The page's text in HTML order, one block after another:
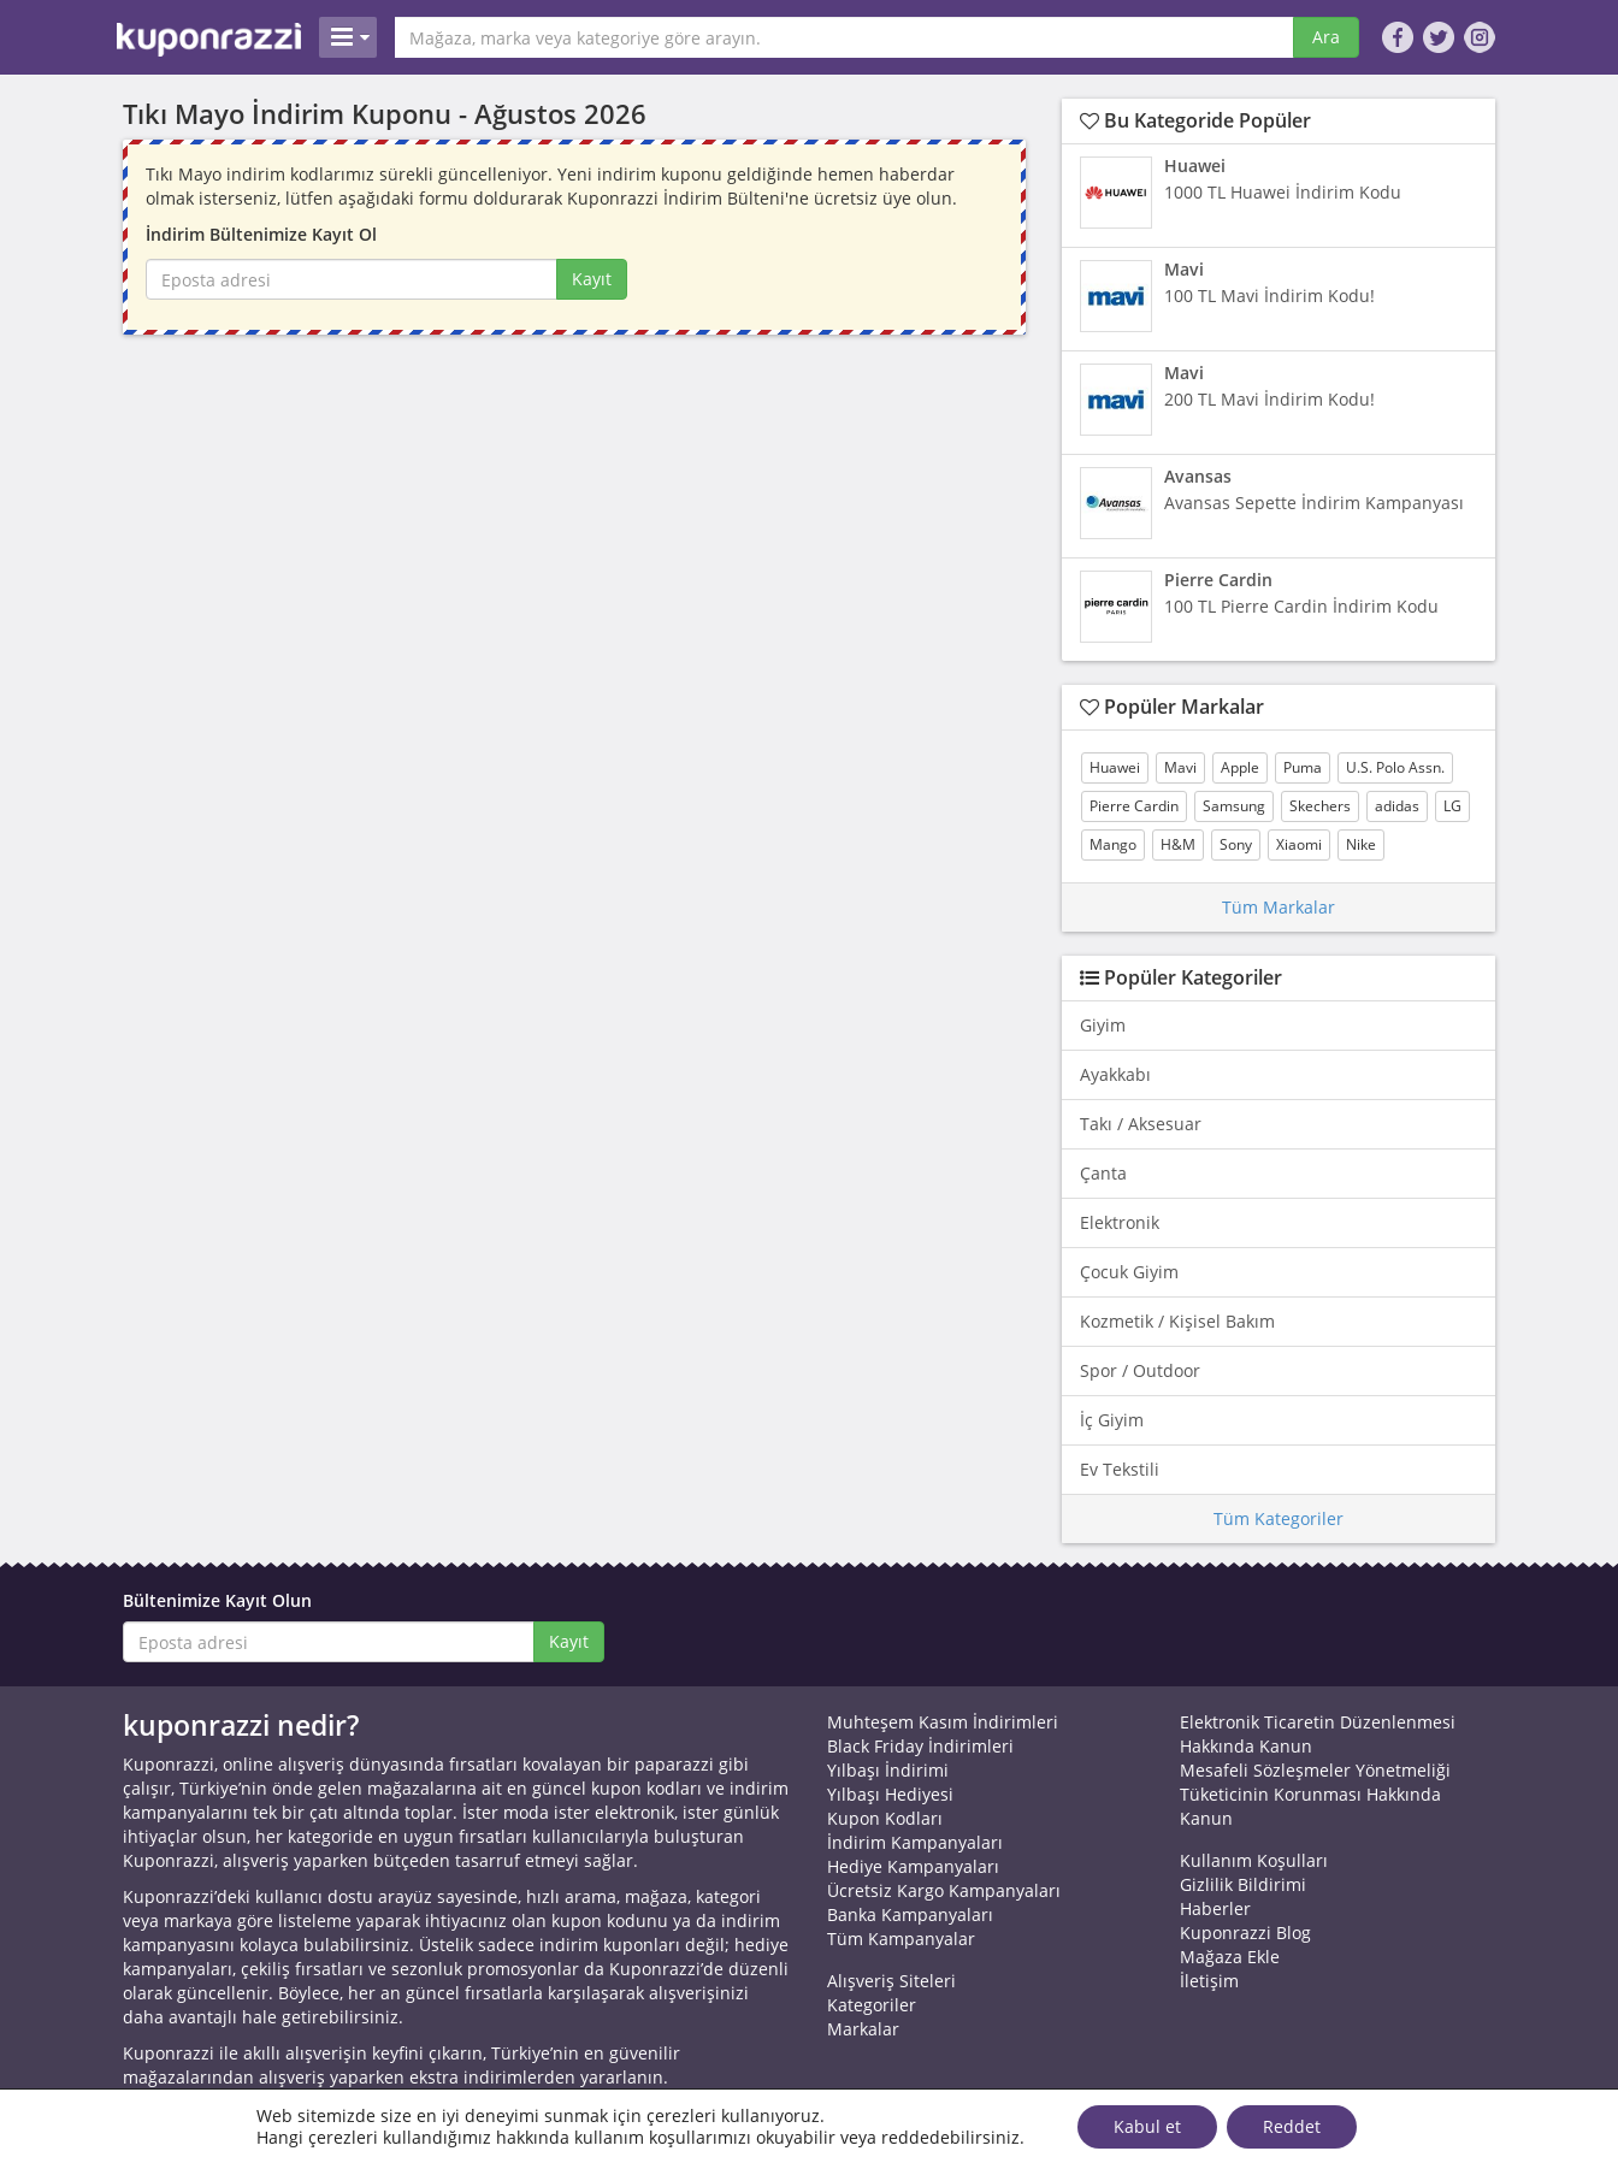
Ara
Tıkı Mayo İndirim Kuponu - Ağustos 2026
Tıkı Mayo indirim kodlarımız sürekli güncelleniyor. Yeni indirim kuponu geldiğinde hemen haberdar
olmak isterseniz, lütfen aşağıdaki formu doldurarak Kuponrazzi İndirim Bülteni'ne ücretsiz üye olun.
İndirim Bültenimize Kayıt Ol
Kayıt
Bu Kategoride Popüler
Huawei
1000 TL Huawei İndirim Kodu
Mavi
100 TL Mavi İndirim Kodu!
Mavi
200 TL Mavi İndirim Kodu!
Avansas
Avansas Sepette İndirim Kampanyası
Pierre Cardin
100 TL Pierre Cardin İndirim Kodu
Popüler Markalar
Huawei Mavi Apple Puma
U.S. Polo Assn.
Pierre Cardin
Samsung Skechers adidas
LG
Mango
H&M Sony Xiaomi Nike
Tüm Markalar
Popüler Kategoriler
Giyim
Ayakkabı
Takı / Aksesuar
Çanta
Elektronik
Çocuk Giyim
Kozmetik / Kişisel Bakım
Spor / Outdoor
İç Giyim
Ev Tekstili
Tüm Kategoriler
Bültenimize Kayıt Olun
Kayıt
kuponrazzi nedir?
Kuponrazzi, online alışveriş dünyasında fırsatları kovalayan bir paparazzi gibi
çalışır, Türkiye’nin önde gelen mağazalarına ait en güncel kupon kodları ve indirim
kampanyalarını tek bir çatı altında toplar. İster moda ister elektronik, ister günlük
ihtiyaçlar olsun, her kategoride en uygun fırsatları kullanıcılarıyla buluşturan
Kuponrazzi, alışveriş yaparken bütçeden tasarruf etmeyi sağlar.
Kuponrazzi’deki kullanıcı dostu arayüz sayesinde, hızlı arama, mağaza, kategori
veya markaya göre listeleme yaparak ihtiyacınız olan kupon kodunu ya da indirim
kampanyasını kolayca bulabilirsiniz. Üstelik sadece indirim kuponları değil; hediye
kampanyaları, çekiliş fırsatları ve sezonluk promosyonlar da Kuponrazzi’de düzenli
olarak güncellenir. Böylece, her an güncel fırsatlarla karşılaşarak alışverişinizi
daha avantajlı hale getirebilirsiniz.
Kuponrazzi ile akıllı alışverişin keyfini çıkarın, Türkiye’nin en güvenilir
mağazalarından alışveriş yaparken ekstra indirimlerden yararlanın.
Muhteşem Kasım İndirimleri
Black Friday İndirimleri
Yılbaşı İndirimi
Yılbaşı Hediyesi
Kupon Kodları
İndirim Kampanyaları
Hediye Kampanyaları
Ücretsiz Kargo Kampanyaları
Banka Kampanyaları
Tüm Kampanyalar
Alışveriş Siteleri
Kategoriler
Markalar
Elektronik Ticaretin Düzenlenmesi
Hakkında Kanun
Mesafeli Sözleşmeler Yönetmeliği
Tüketicinin Korunması Hakkında
Kanun
Kullanım Koşulları
Gizlilik Bildirimi
Haberler
Kuponrazzi Blog
Mağaza Ekle
İletişim
© 2026 KuponrazziWeb sitemizde size en iyi deneyimi sunmak için çerezleri kullanıyoruz.
Hangi çerezleri kullandığımız hakkında kullanım koşullarımızı okuyabilir veya reddedebilirsiniz.
Kabul et Reddet